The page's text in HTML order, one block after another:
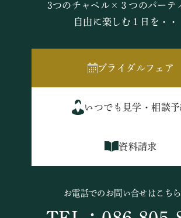
3つのチャペル×３つのパーテ
自由に楽しむ１日を・・
ブライダルフェア
いつでも見学・相談
資料請求
お電話でのお問い合せはこち